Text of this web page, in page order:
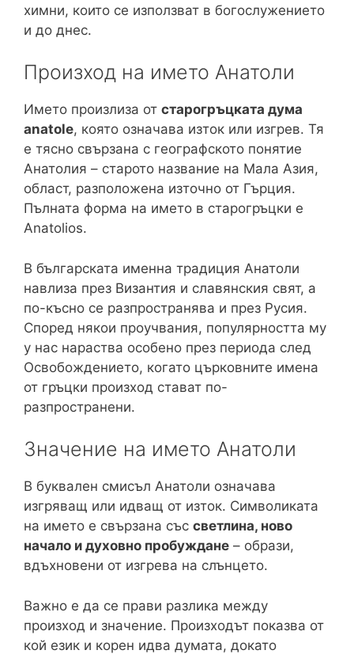
химни, които се използват в богослужението
и до днес.
Произход на името Анатоли
Името произлиза от старогръцката дума
anatole, която означава изток или изгрев. Тя
е тясно свързана с географското понятие
Анатолия – старото название на Мала Азия,
област, разположена източно от Гърция.
Пълната форма на името в старогръцки е
Anatolios.
В българската именна традиция Анатоли
навлиза през Византия и славянския свят, а
по-късно се разпространява и през Русия.
Според някои проучвания, популярността му
у нас нараства особено през периода след
Освобождението, когато църковните имена
от гръцки произход стават по-
разпространени.
Значение на името Анатоли
В буквален смисъл Анатоли означава
изгряващ или идващ от изток. Символиката
на името е свързана със светлина, ново
начало и духовно пробуждане – образи,
вдъхновени от изгрева на слънцето.
Важно е да се прави разлика между
произход и значение. Произходът показва от
кой език и корен идва думата, докато